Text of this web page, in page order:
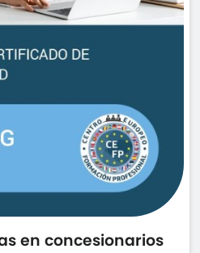
en concesionarios